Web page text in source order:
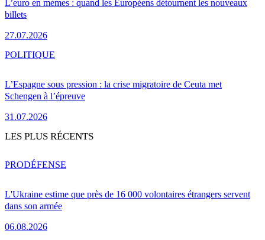
L’euro en mèmes : quand les Européens détournent les nouveaux
billets
27.07.2026
L’Espagne sous pression : la crise migratoire de Ceuta met
Schengen à l’épreuve
31.07.2026
POLITIQUE
LES PLUS RÉCENTS
L'Ukraine estime que près de 16 000 volontaires étrangers servent
dans son armée
06.08.2026
PRODÉFENSE